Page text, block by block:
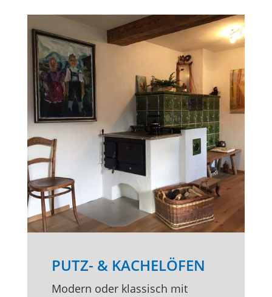
PUTZ- & KACHELÖFEN
Modern oder klassisch mit